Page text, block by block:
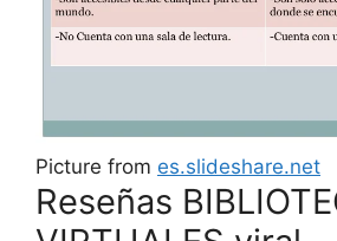
Picture from es.slideshare.net
Reseñas